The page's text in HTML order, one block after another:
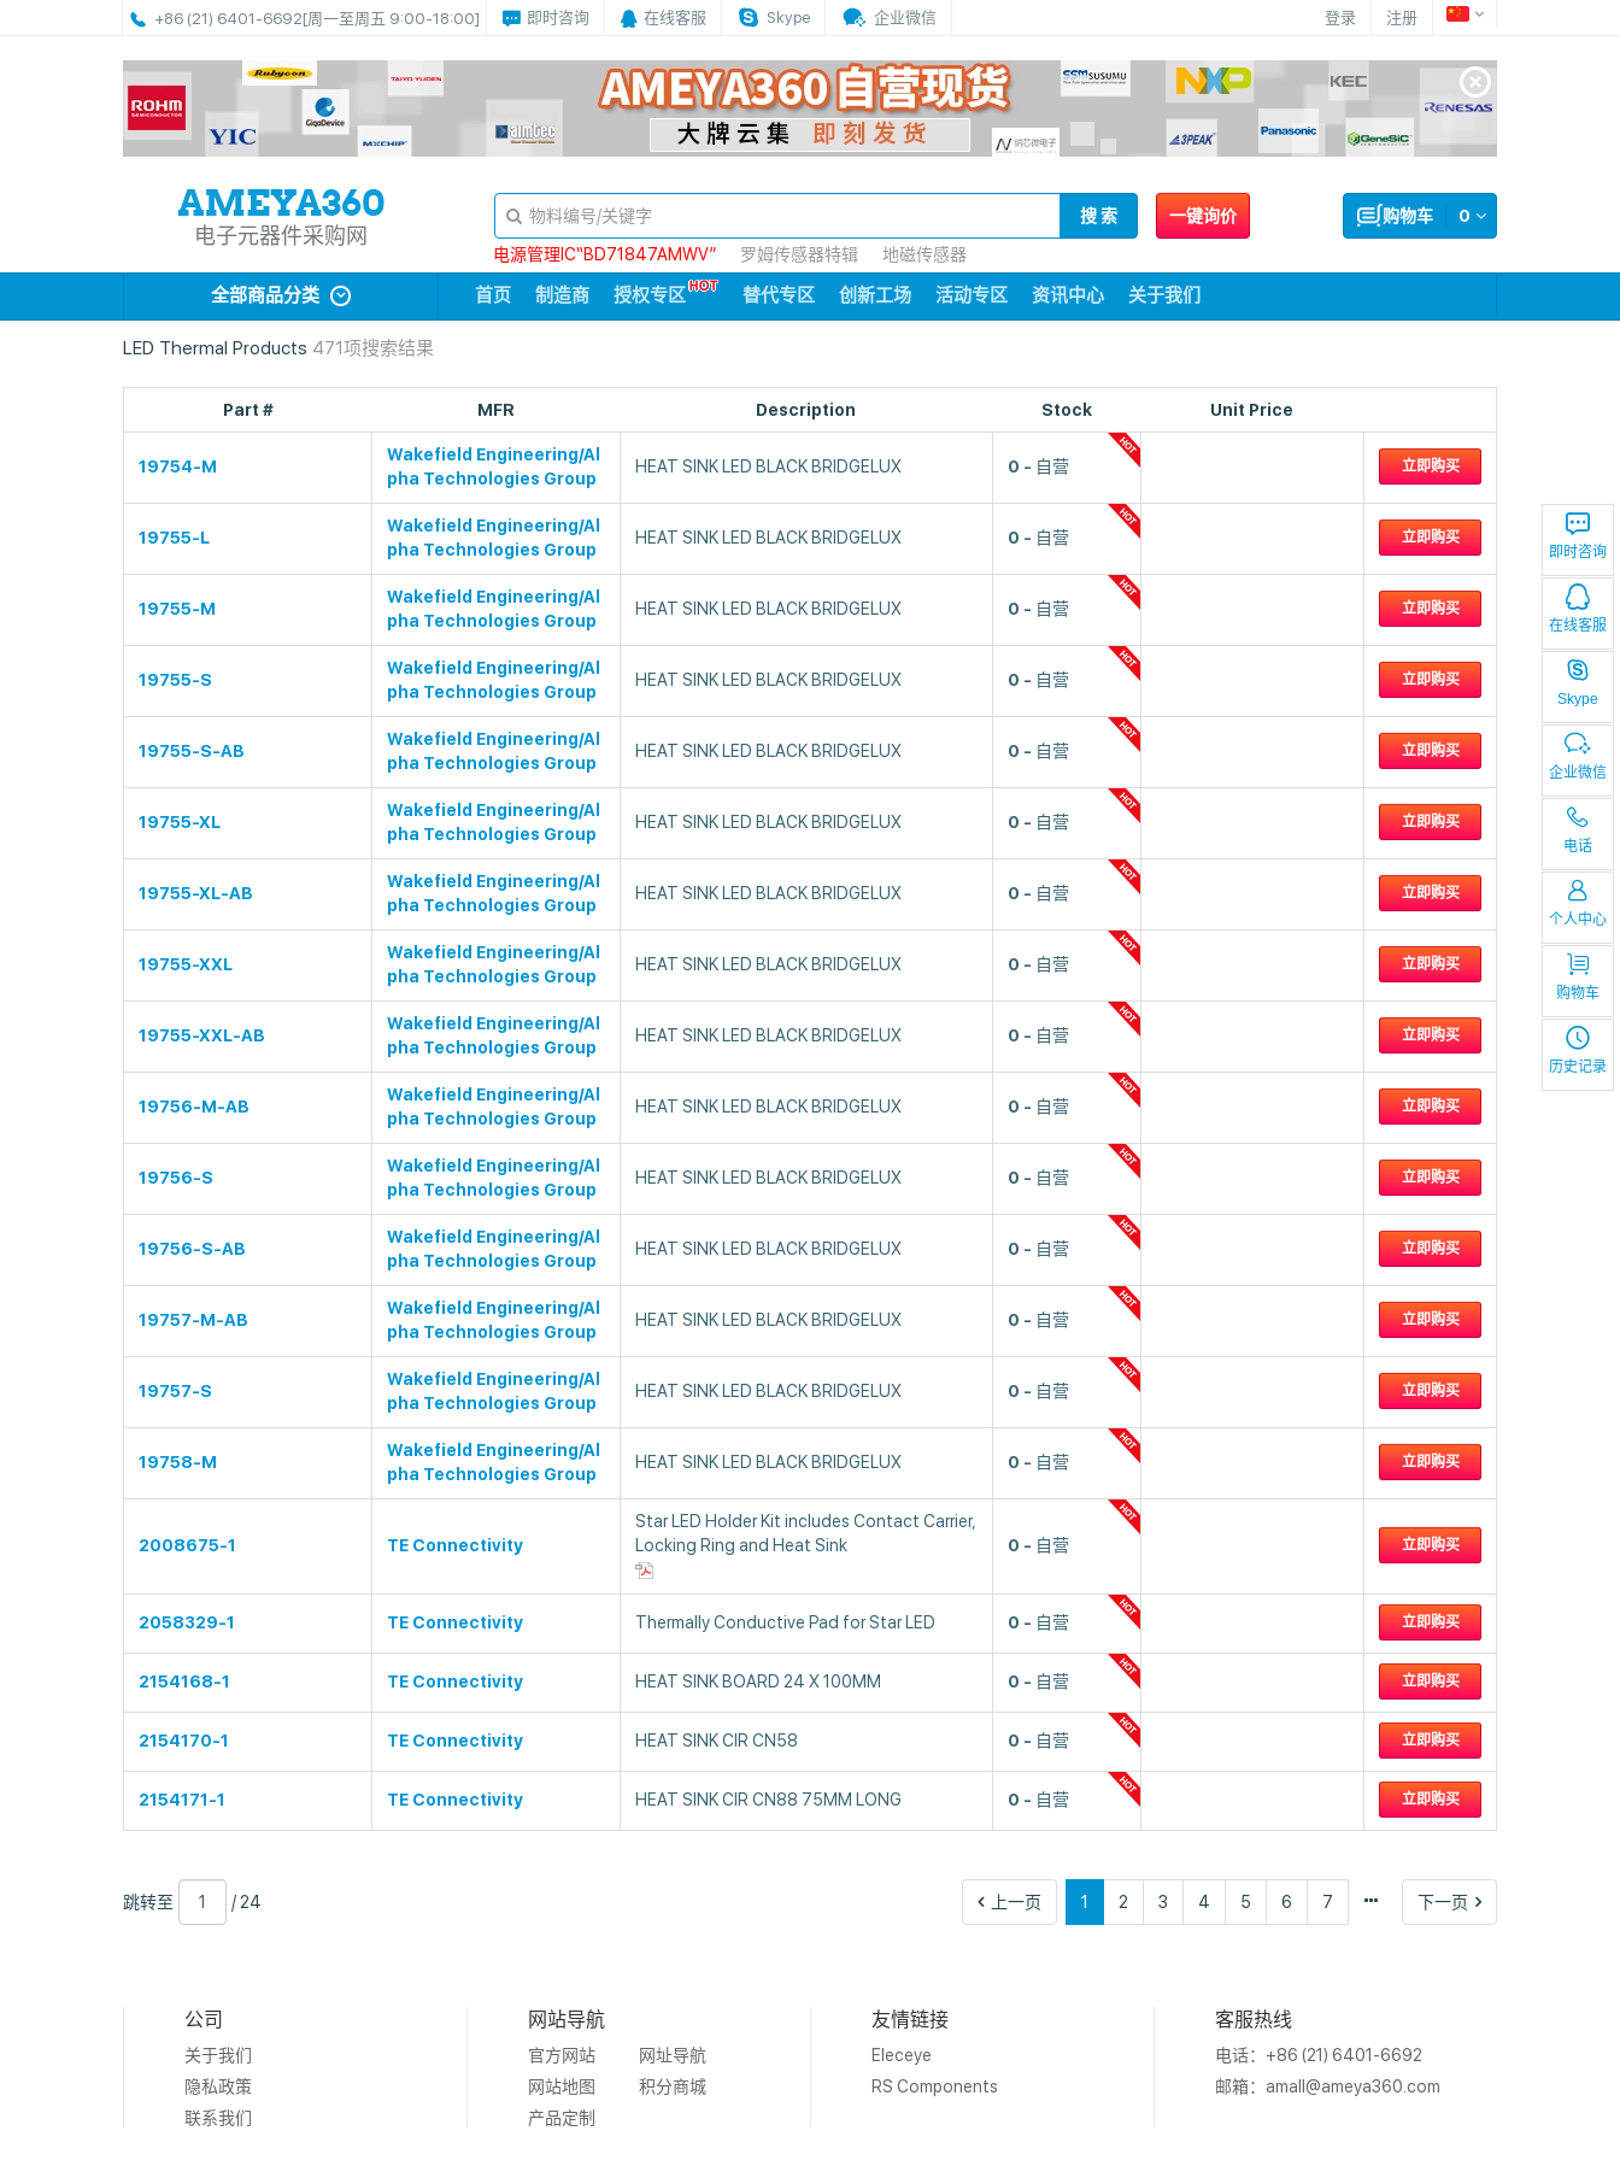
+86 (21) 6401-6692[周一至周五 9:00-18:00] 即时咨询 在线客服 Skype 企业微信 登录 注册
即时咨询
在线客服
Skype
企业微信
电话
个人中心
购物车
历史记录
电子元器件采购网
一键询价 0
购物车
搜 索
电源管理IC“BD71847AMWV”
罗姆传感器特辑 地磁传感器
全部商品分类 首页 制造商 授权专区 替代专区 创新工场 活动专区 资讯中心 关于我们
LED Thermal Products 471项搜索结果
Part # MFR Description Stock Unit Price
19754-M
Wakefield Engineering/Al
pha Technologies Group
HEAT SINK LED BLACK BRIDGELUX 0 自营 立即购买
19755-L
Wakefield Engineering/Al
pha Technologies Group
HEAT SINK LED BLACK BRIDGELUX 0 自营 立即购买
19755-M
Wakefield Engineering/Al
pha Technologies Group
HEAT SINK LED BLACK BRIDGELUX 0 自营 立即购买
19755-S
Wakefield Engineering/Al
pha Technologies Group
HEAT SINK LED BLACK BRIDGELUX 0 自营 立即购买
19755-S-AB
Wakefield Engineering/Al
pha Technologies Group
HEAT SINK LED BLACK BRIDGELUX 0 自营 立即购买
19755-XL
Wakefield Engineering/Al
pha Technologies Group
HEAT SINK LED BLACK BRIDGELUX 0 自营 立即购买
19755-XL-AB
Wakefield Engineering/Al
pha Technologies Group
HEAT SINK LED BLACK BRIDGELUX 0 自营 立即购买
19755-XXL
Wakefield Engineering/Al
pha Technologies Group
HEAT SINK LED BLACK BRIDGELUX 0 自营 立即购买
19755-XXL-AB
Wakefield Engineering/Al
pha Technologies Group
HEAT SINK LED BLACK BRIDGELUX 0 自营 立即购买
19756-M-AB
Wakefield Engineering/Al
pha Technologies Group
HEAT SINK LED BLACK BRIDGELUX 0 自营 立即购买
19756-S
Wakefield Engineering/Al
pha Technologies Group
HEAT SINK LED BLACK BRIDGELUX 0 自营 立即购买
19756-S-AB
Wakefield Engineering/Al
pha Technologies Group
HEAT SINK LED BLACK BRIDGELUX 0 自营 立即购买
19757-M-AB
Wakefield Engineering/Al
pha Technologies Group
HEAT SINK LED BLACK BRIDGELUX 0 自营 立即购买
19757-S
Wakefield Engineering/Al
pha Technologies Group
HEAT SINK LED BLACK BRIDGELUX 0 自营 立即购买
19758-M
Wakefield Engineering/Al
pha Technologies Group
HEAT SINK LED BLACK BRIDGELUX 0 自营 立即购买
2008675-1 TE Connectivity
Star LED Holder Kit includes Contact Carrier,
Locking Ring and Heat Sink
0 自营 立即购买
2058329-1 TE Connectivity Thermally Conductive Pad for Star LED 0 自营 立即购买
2154168-1 TE Connectivity HEAT SINK BOARD 24 X 100MM 0 自营 立即购买
2154170-1 TE Connectivity HEAT SINK CIR CN58 0 自营 立即购买
2154171-1 TE Connectivity HEAT SINK CIR CN88 75MM LONG 0 自营 立即购买
上一页
一
1 2 3 4 5 6 7 下一页
下
一
跳
转
跳转至
24
/ 24
公司
关于我们
隐私政策
联系我们
网站导航
官方网站
网址导航
网站地图
积分商城
产品定制
友情链接
Eleceye
RS Components
客服热线
电话：+86 (21) 6401-6692
邮箱： amall@ameya360.com